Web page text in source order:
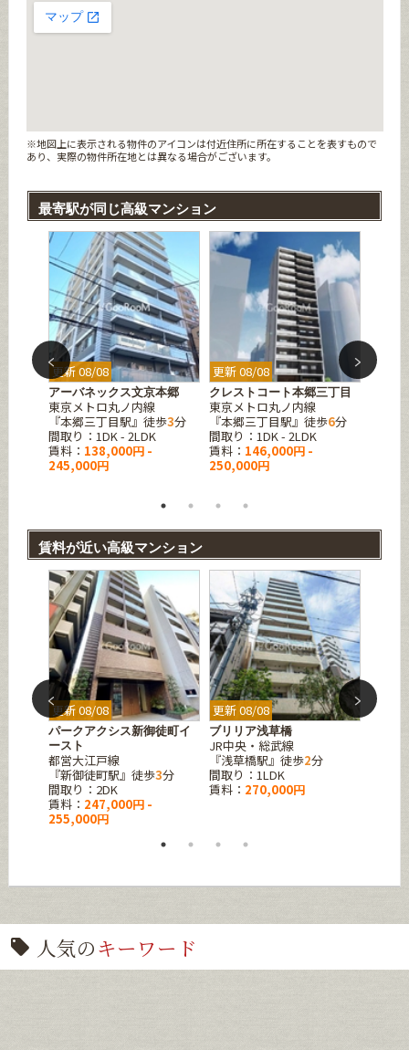
※地図上に表示される物件のアイコンは付近住所に所在することを表すもので
あり、実際の物件所在地とは異なる場合がございます。
最寄駅が同じ高級マンション
更新 08/08
アーバネックス文京本郷
東京メトロ丸ノ内線
『本郷三丁目駅』徒歩3分
間取り：1DK - 2LDK
賃料： 138,000円 -
245,000円
更新 08/08
クレストコート本郷三丁目
東京メトロ丸ノ内線
『本郷三丁目駅』徒歩6分
間取り：1DK - 2LDK
賃料： 146,000円 -
250,000円
更新
賃料が近い高級マンション
更新 08/08
パークアクシス新御徒町イ
ースト
都営大江戸線
『新御徒町駅』徒歩3分
間取り：2DK
賃料： 247,000円 -
255,000円
更新 08/08
ブリリア浅草橋
JR中央・総武線
『浅草橋駅』徒歩2分
間取り：1LDK
賃料： 270,000円
更新
人気のキーワード